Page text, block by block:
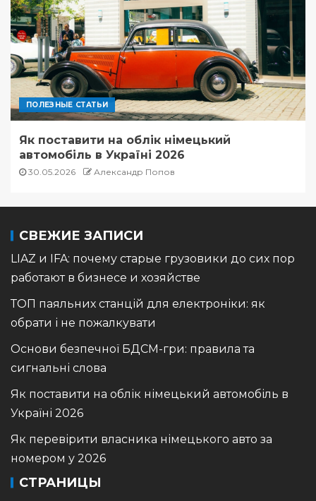
ПОЛЕЗНЫЕ СТАТЬИ
Як поставити на облік німецький
автомобіль в Україні 2026
30.05.2026 Александр Попов
СВЕЖИЕ ЗАПИСИ
LIAZ и IFA: почему старые грузовики до сих пор
работают в бизнесе и хозяйстве
ТОП паяльних станцій для електроніки: як
обрати і не пожалкувати
Основи безпечної БДСМ-гри: правила та
сигнальні слова
Як поставити на облік німецький автомобіль в
Україні 2026
Як перевірити власника німецького авто за
номером у 2026
СТРАНИЦЫ